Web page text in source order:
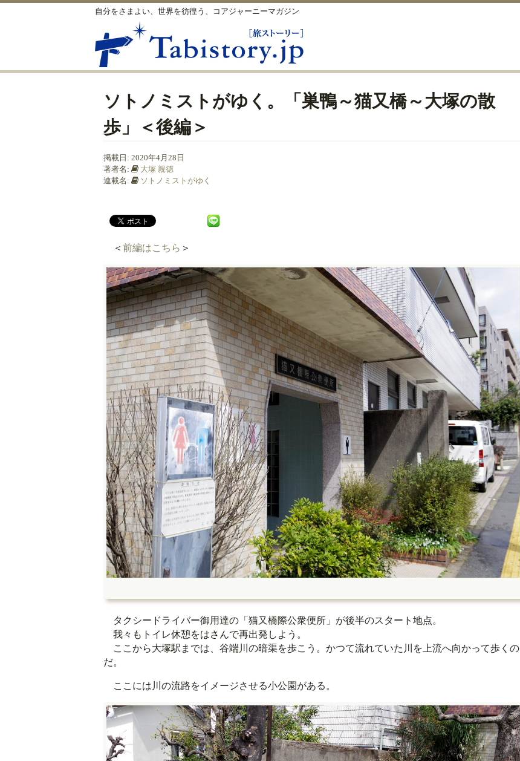
自分をさまよい、世界を彷徨う、コアジャーニーマガジン
ソトノミストがゆく。「巣鴨～猫又橋～大塚の散
歩」＜後編＞
掲載日:2020年4月28日
著者名:
大塚 親徳
連載名:
ソトノミストがゆく
＜前編はこちら ＞
タクシードライバー御用達の「猫又橋際公衆便所」が後半のスタート地点。
我々もトイレ休憩をはさんで再出発しよう。
ここから大塚駅までは、谷端川の暗渠を歩こう。かつて流れていた川を上流へ向かって歩くの
だ。
ここには川の流路をイメージさせる小公園がある。